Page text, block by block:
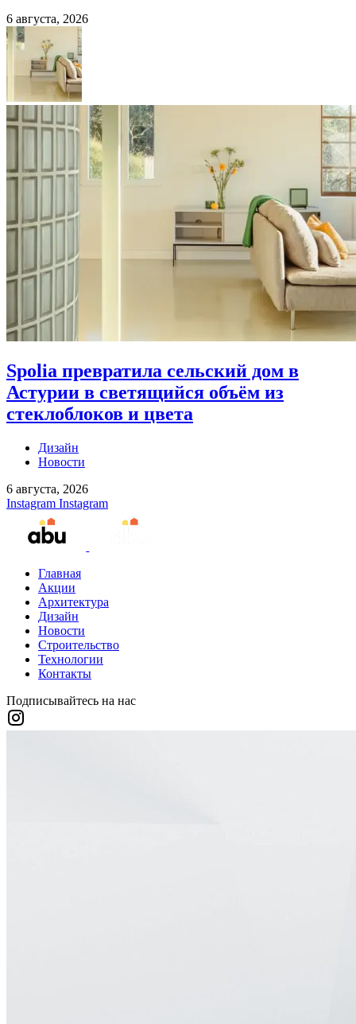
6 августа, 2026
Spolia превратила сельский дом в
Астурии в светящийся объём из
стеклоблоков и цвета
Дизайн
Новости
6 августа, 2026
Instagram Instagram
Главная
Акции
Архитектура
Дизайн
Новости
Строительство
Технологии
Контакты
Подписывайтесь на нас